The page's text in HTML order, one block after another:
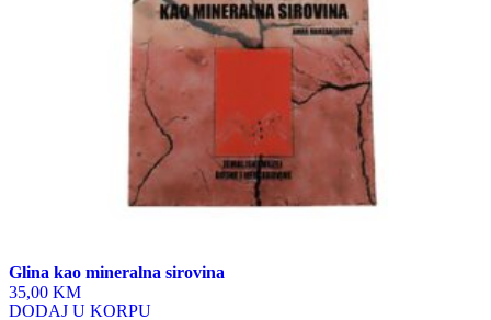
Glina kao mineralna sirovina
35,00 KM
DODAJ U KORPU